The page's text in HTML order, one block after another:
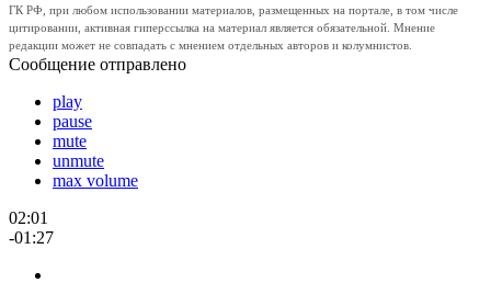
ГК РФ, при любом использовании материалов, размещенных на портале, в том числе
цитировании, активная гиперссылка на материал является обязательной. Мнение
редакции может не совпадать с мнением отдельных авторов и колумнистов.
Сообщение отправлено
play
pause
mute
unmute
max volume
02:01
-01:27